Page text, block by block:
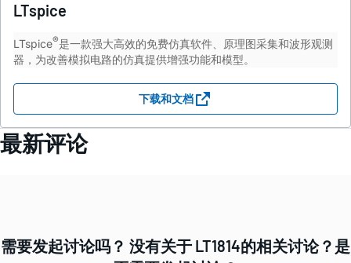
LTspice
LTspice®是一款强大高效的免费仿真软件、原理图采集和波形观测
器，为改善模拟电路的仿真提供增强功能和模型。
下载和文档
最新评论
需要发起讨论吗？ 没有关于 LT1814的相关讨论？是